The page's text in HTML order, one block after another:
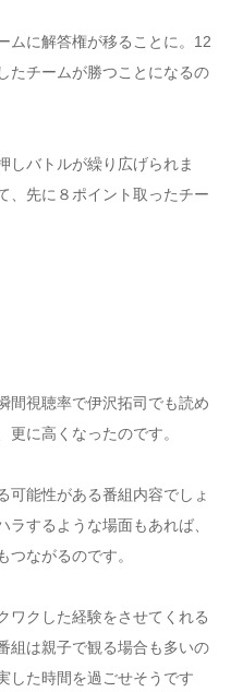
ムに解答権が移ることに。12
たチームが勝つことになるの
しバトルが繰り広げられま
、先に８ポイント取ったチー
間視聴率で伊沢拓司でも読め
に高くなったのです。
可能性がある番組内容でしょ
するような場面もあれば、
つながるのです。
ワクした経験をさせてくれる
組は親子で観る場合も多いの
した時間を過ごせそうです